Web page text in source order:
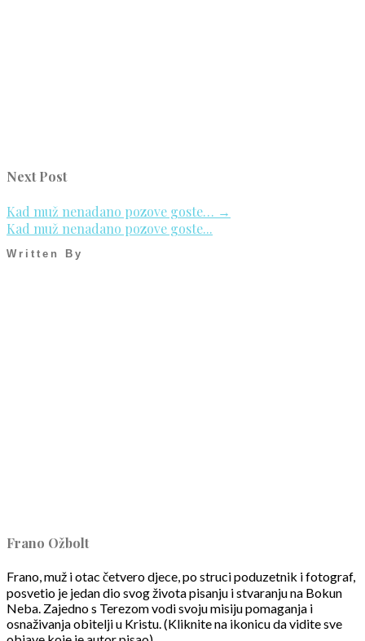
Next Post
Kad muž nenadano pozove goste… →
Kad muž nenadano pozove goste...
Written By
Frano Ožbolt
Frano, muž i otac četvero djece, po struci poduzetnik i fotograf,
posvetio je jedan dio svog života pisanju i stvaranju na Bokun
Neba. Zajedno s Terezom vodi svoju misiju pomaganja i
osnaživanja obitelji u Kristu. (Kliknite na ikonicu da vidite sve